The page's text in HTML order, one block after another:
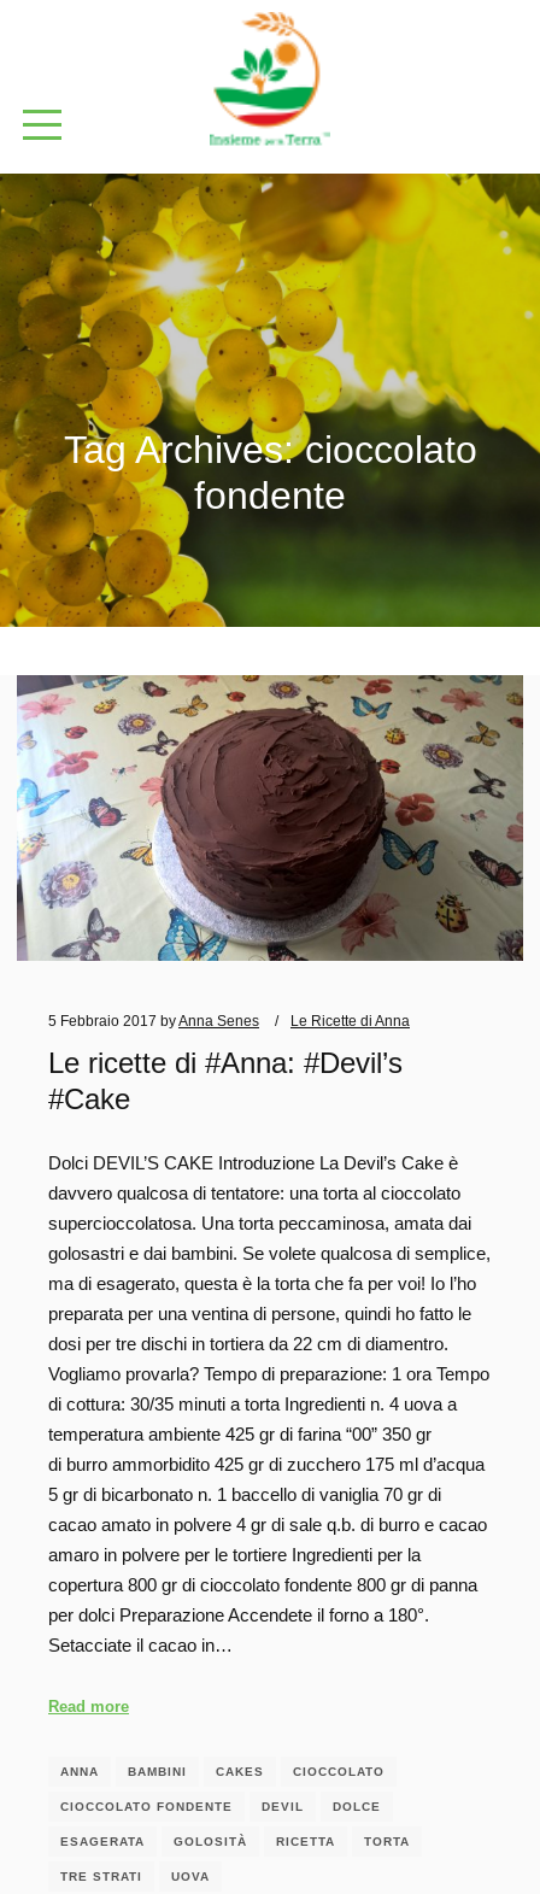
Tag Archives:cioccolato
fondente
5 Febbraio 2017 by Anna Senes Le Ricette di Anna
Le ricette di #Anna: #Devil’s
#Cake
Dolci DEVIL’S CAKE Introduzione La Devil’s Cake è
davvero qualcosa di tentatore: una torta al cioccolato
supercioccolatosa. Una torta peccaminosa, amata dai
golosastri e dai bambini. Se volete qualcosa di semplice,
ma di esagerato, questa è la torta che fa per voi! Io l’ho
preparata per una ventina di persone, quindi ho fatto le
dosi per tre dischi in tortiera da 22 cm di diamentro.
Vogliamo provarla? Tempo di preparazione: 1 ora Tempo
di cottura: 30/35 minuti a torta Ingredienti n. 4 uova a
temperatura ambiente 425 gr di farina “00” 350 gr
di burro ammorbidito 425 gr di zucchero 175 ml d’acqua
5 gr di bicarbonato n. 1 baccello di vaniglia 70 gr di
cacao amato in polvere 4 gr di sale q.b. di burro e cacao
amaro in polvere per le tortiere Ingredienti per la
copertura 800 gr di cioccolato fondente 800 gr di panna
per dolci Preparazione Accendete il forno a 180°.
Setacciate il cacao in…
Read more
ANNA BAMBINI CAKES CIOCCOLATO
CIOCCOLATO FONDENTE DEVIL DOLCE
ESAGERATA GOLOSITÀ RICETTA TORTA
TRE STRATI UOVA